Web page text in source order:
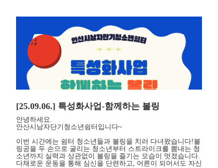
[25.09.06.] 특성화사업-함께하는 볼링
안녕하세요.
안산시남자단기청소년쉼터입니다~
이번 시간에는 쉼터 청소년들과 볼링을 치러 다녀왔습니다!볼
링공을 두 손으로 굴리는 청소년부터 스트라이크를 뽐내는 청
소년까지 실력과 상관없이 볼링을 즐기는 모습이 멋졌습니다.
다채로운 운동을 통해 심신을 단련하고, 어른이 되어서도 자신